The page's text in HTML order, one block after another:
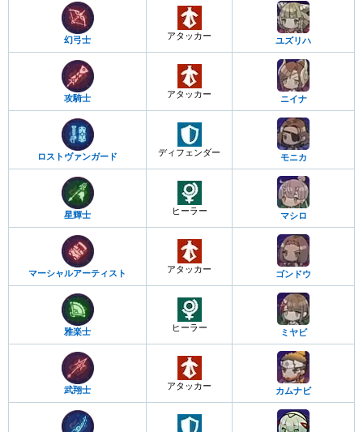
幻弓士 アタッカー ユズリハ
攻騎士 アタッカー ニイナ
ロストヴァンガード ディフェンダー モニカ
星輝士 ヒーラー マシロ
マーシャルアーティスト アタッカー ゴンドウ
雅楽士 ヒーラー ミヤビ
武翔士 アタッカー カムナビ